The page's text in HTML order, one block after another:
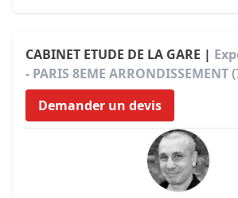
CABINET ETUDE DE LA GARE |
- PARIS 8EME ARRONDISSEMENT
Demander un devis